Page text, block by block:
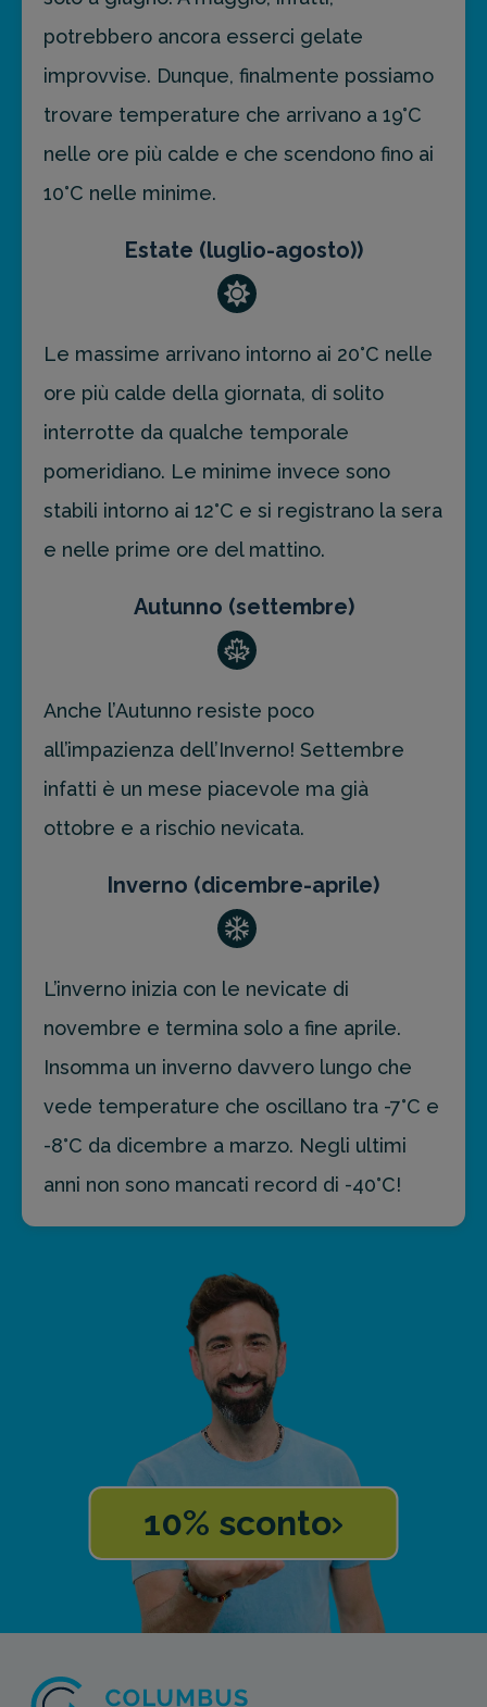
potrebbero ancora esserci gelate
improvvise. Dunque, finalmente possiamo
trovare temperature che arrivano a 19°C
nelle ore più calde e che scendono fino ai
10°C nelle minime.
Estate (luglio-agosto))
Le massime arrivano intorno ai 20°C nelle
ore più calde della giornata, di solito
interrotte da qualche temporale
pomeridiano. Le minime invece sono
stabili intorno ai 12°C e si registrano la sera
e nelle prime ore del mattino.
Autunno (settembre)
Anche l’Autunno resiste poco
all’impazienza dell’Inverno! Settembre
infatti è un mese piacevole ma già
ottobre e a rischio nevicata.
Inverno (dicembre-aprile)
L’inverno inizia con le nevicate di
novembre e termina solo a fine aprile.
Insomma un inverno davvero lungo che
vede temperature che oscillano tra -7°C e
-8°C da dicembre a marzo. Negli ultimi
anni non sono mancati record di -40°C!
10% sconto